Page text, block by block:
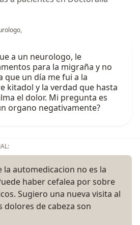
a un neurologo, le
para la migraña y no
que un día me fui a la
kitadol y la verdad que hasta
el dolor. Mi pregunta es
organo negativamente?
automedicacion no es la
haber cefalea por sobre
Sugiero una nueva visita al
dolores de cabeza son